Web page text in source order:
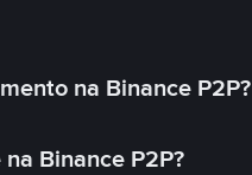
na Binance P2P?
Binance P2P?